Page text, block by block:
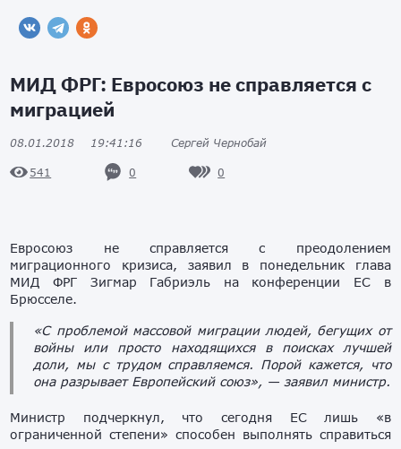
МИД ФРГ: Евросоюз не справляется с
миграцией
08.01.2018 19:41:16 Сергей Чернобай
541 0 0
Евросоюз не справляется с преодолением
миграционного кризиса, заявил в понедельник глава
МИД ФРГ Зигмар Габриэль на конференции ЕС в
Брюсселе.
«С проблемой массовой миграции людей, бегущих от
войны или просто находящихся в поисках лучшей
доли, мы с трудом справляемся. Порой кажется, что
она разрывает Европейский союз», — заявил министр.
Министр подчеркнул, что сегодня ЕС лишь «в
ограниченной степени» способен выполнять справиться